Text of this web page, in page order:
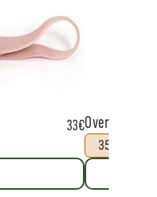
33€Overlander
35L